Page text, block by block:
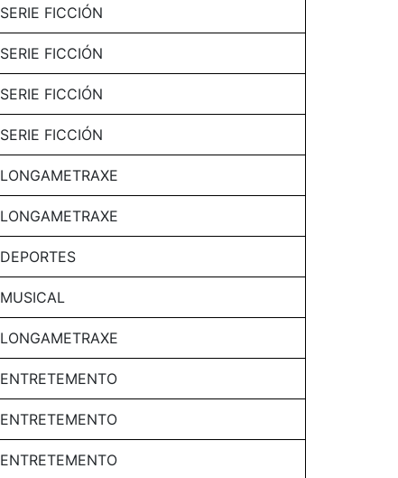
SERIE FICCIÓN
SERIE FICCIÓN
SERIE FICCIÓN
SERIE FICCIÓN
LONGAMETRAXE
LONGAMETRAXE
DEPORTES
MUSICAL
LONGAMETRAXE
ENTRETEMENTO
ENTRETEMENTO
ENTRETEMENTO